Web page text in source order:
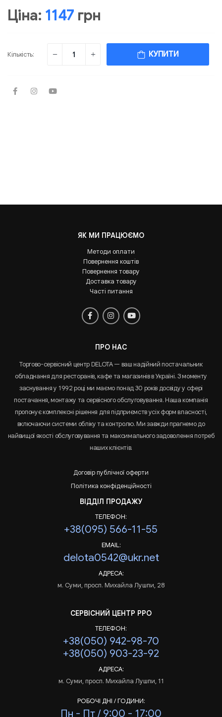
Ціна: 1147 грн
Кількість: КУПИТИ
ЯК МИ ПРАЦЮЄМО
Методи оплати
Повернення коштів
Повернення товару
Доставка товару
Часті питання
ПРО НАС
Торгово-сервісний центр DELOTA — ваш надійний постачальник
обладнання для ресторанів, кафе та магазинів в Україні. З моменту
заснування у 1992 році ми маємо понад 30 років досвіду у сфері
постачання, монтажу та сервісного обслуговування. Наша компанія
пропонує комплексні рішення для підприємств усіх форм власності,
включаючи системи обліку та контролю. Ми завжди прагнемо до
найвищої якості обслуговування та максимального задоволення потреб
наших клієнтів.
Договір публічної оферти
Політика конфіденційності
ВІДДІЛ ПРОДАЖУ
ТЕЛЕФОН:
+38(095) 566-11-55
EMAIL:
delota0542@ukr.net
АДРЕСА:
м. Суми, просп. Михайла Лушпи, 28
СЕРВІСНИЙ ЦЕНТР РРО
ТЕЛЕФОН:
+38(050) 942-98-70
+38(050) 903-23-92
АДРЕСА:
м. Суми, просп. Михайла Лушпи, 11
РОБОЧІ ДНІ / ГОДИНИ:
Пн - Пт / 9:00 - 17:00